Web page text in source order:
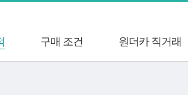
구매 조건 원더카 직거래